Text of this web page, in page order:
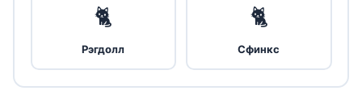
🐈
Рэгдолл
🐈
Сфинкс